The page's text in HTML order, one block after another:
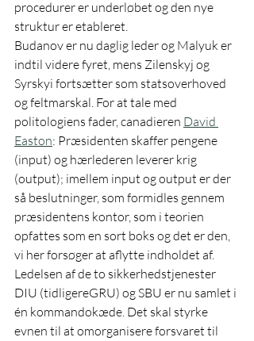
procedurer er underløbet og den nye
struktur er etableret.
Budanov er nu daglig leder og Malyuk er
indtil videre fyret, mens Zilenskyj og
Syrskyi fortsætter som statsoverhoved
og feltmarskal. For at tale med
politologiens fader, canadieren David
Easton: Præsidenten skaffer pengene
(input) og hærlederen leverer krig
(output); imellem input og output er der
så beslutninger, som formidles gennem
præsidentens kontor, som i teorien
opfattes som en sort boks og det er den,
vi her forsøger at aflytte indholdet af.
Ledelsen af de to sikkerhedstjenester
DIU (tidligereGRU) og SBU er nu samlet i
én kommandokæde. Det skal styrke
evnen til at omorganisere forsvaret til